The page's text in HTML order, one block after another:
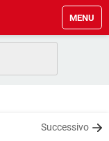
MENU
Successivo